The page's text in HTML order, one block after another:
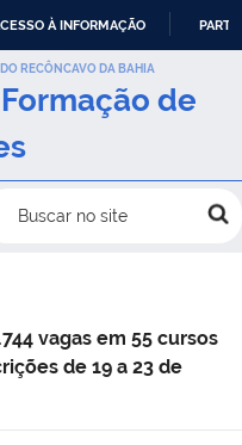
À INFORMAÇÃO
RECÔNCAVO DA BAHIA
Formação de
Buscar no site
vagas em 55 cursos
de 19 a 23 de